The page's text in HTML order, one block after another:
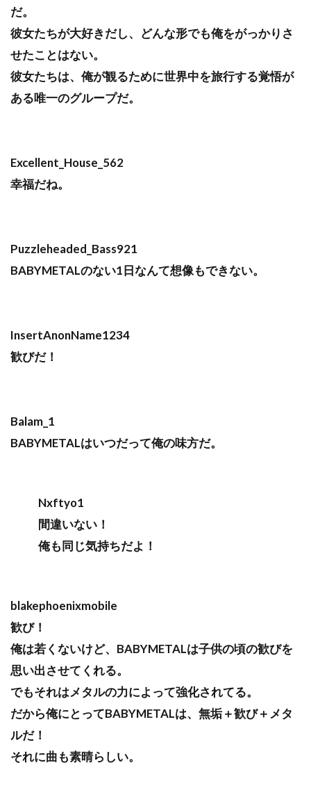
だ。
彼女たちが大好きだし、どんな形でも俺をがっかりさ
せたことはない。
彼女たちは、俺が観るために世界中を旅行する覚悟が
ある唯一のグループだ。
Excellent_House_562
幸福だね。
Puzzleheaded_Bass921
BABYMETALのない1日なんて想像もできない。
InsertAnonName1234
歓びだ！
Balam_1
BABYMETALはいつだって俺の味方だ。
Nxftyo1
間違いない！
俺も同じ気持ちだよ！
blakephoenixmobile
歓び！
俺は若くないけど、BABYMETALは子供の頃の歓びを
思い出させてくれる。
でもそれはメタルの力によって強化されてる。
だから俺にとってBABYMETALは、無垢＋歓び＋メタ
ルだ！
それに曲も素晴らしい。